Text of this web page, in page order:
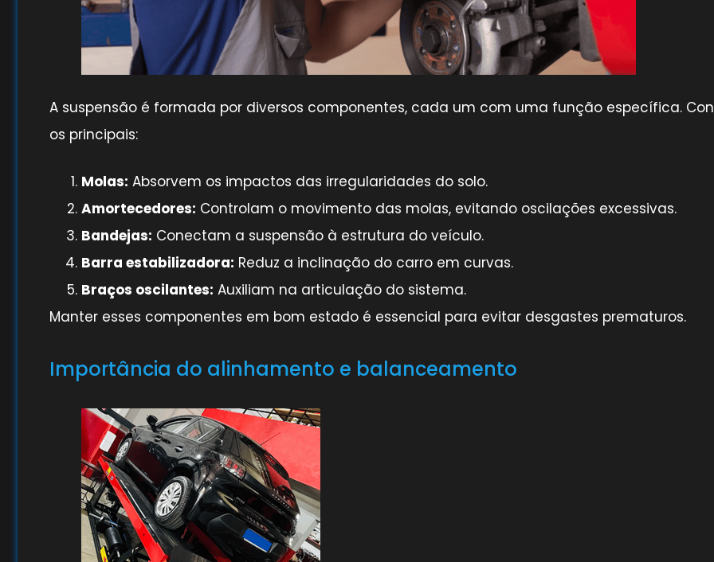
A suspensão é formada por diversos componentes, cada um com uma função específica.
os principais:
Molas: Absorvem os impactos das irregularidades do solo.
Amortecedores: Controlam o movimento das molas, evitando oscilações excessivas.
Bandejas: Conectam a suspensão à estrutura do veículo.
Barra estabilizadora: Reduz a inclinação do carro em curvas.
Braços oscilantes: Auxiliam na articulação do sistema.
Manter esses componentes em bom estado é essencial para evitar desgastes prematuros.
Importância do alinhamento e balanceamento